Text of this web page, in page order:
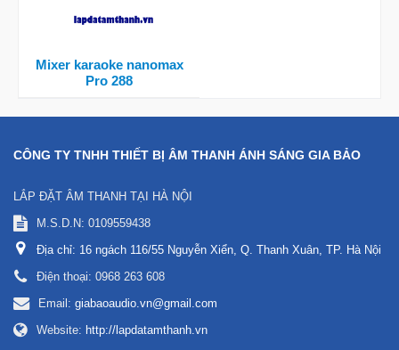
Mixer karaoke nanomax
Pro 288
CÔNG TY TNHH THIẾT BỊ ÂM THANH ÁNH SÁNG GIA BẢO
LẮP ĐẶT ÂM THANH TẠI HÀ NỘI
M.S.D.N: 0109559438
Địa chỉ: 16 ngách 116/55 Nguyễn Xiển, Q. Thanh Xuân, TP. Hà Nội
Điện thoại: 0968 263 608
Email: giabaoaudio.vn@gmail.com
Website: http://lapdatamthanh.vn